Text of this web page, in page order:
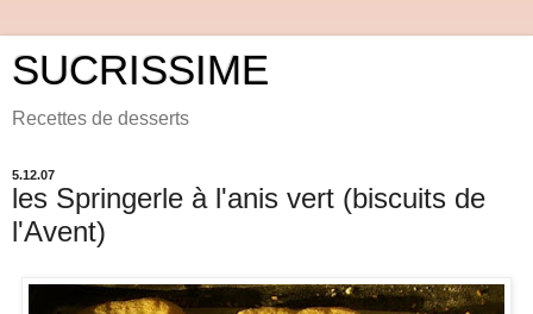
SUCRISSIME
Recettes de desserts
5.12.07
les Springerle à l'anis vert (biscuits de
l'Avent)